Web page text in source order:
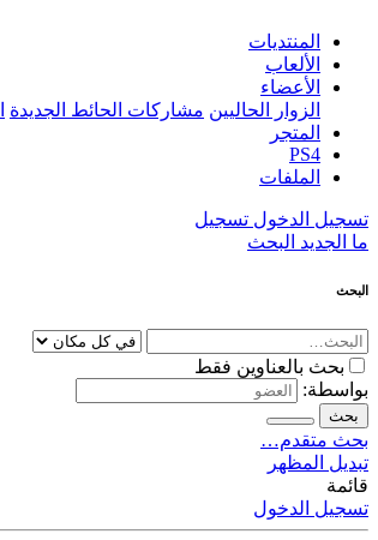
المنتديات
الألعاب
الأعضاء
الزوار الحاليين مشاركات الحائط الجديدة
المتجر
PS4
الملفات
تسجيل الدخول تسجيل
ما الجديد البحث
البحث
بحث بالعناوين فقط
بواسطة:
بحث
بحث متقدم…
تبديل المظهر
قائمة
تسجيل الدخول